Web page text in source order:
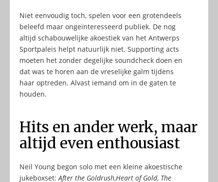
Niet eenvoudig toch, spelen voor een grotendeels
beleefd maar ongeïnteresseerd publiek. De nog
altijd schabouwelijke akoestiek van het Antwerps
Sportpaleis helpt natuurlijk niet. Supporting acts
moeten het zonder degelijke soundcheck doen en
dat was te horen aan de vreselijke galm tijdens
haar optreden. Alvast iemand om in de gaten te
houden.
Hits en ander werk, maar
altijd even enthousiast
Neil Young begon solo met een kleine akoestische
jukeboxset:After the Goldrush,Heart of Gold, The